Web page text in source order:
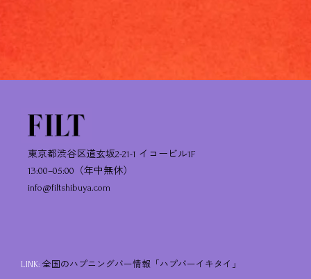
東京都渋谷区道玄坂2-21-1 イコービル1F
13:00–05:00（年中無休）
info@filtshibuya.com
LINK: 全国のハプニングバー情報「ハプバーイキタイ」